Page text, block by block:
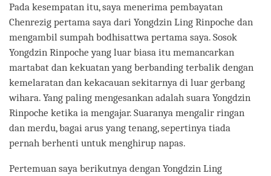
Pada kesempatan itu, saya menerima pembayatan
Chenrezig pertama saya dari Yongdzin Ling Rinpoche dan
mengambil sumpah bodhisattwa pertama saya. Sosok
Yongdzin Rinpoche yang luar biasa itu memancarkan
martabat dan kekuatan yang berbanding terbalik dengan
kemelaratan dan kekacauan sekitarnya di luar gerbang
wihara. Yang paling mengesankan adalah suara Yongdzin
Rinpoche ketika ia mengajar. Suaranya mengalir ringan
dan merdu, bagai arus yang tenang, sepertinya tiada
pernah berhenti untuk menghirup napas.
Pertemuan saya berikutnya dengan Yongdzin Ling